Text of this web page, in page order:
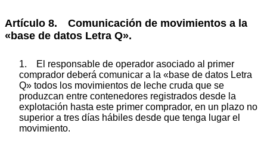
Artículo 8. Comunicación de movimientos a la
«base de datos Letra Q».
1. El responsable de operador asociado al primer
comprador deberá comunicar a la «base de datos Letra
Q» todos los movimientos de leche cruda que se
produzcan entre contenedores registrados desde la
explotación hasta este primer comprador, en un plazo no
superior a tres días hábiles desde que tenga lugar el
movimiento.